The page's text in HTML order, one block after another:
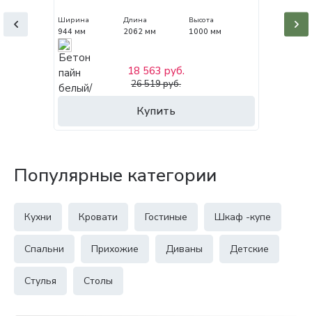
Ширина
944 мм
Длина
2062 мм
Высота
1000 мм
Купить
18 563 руб.
26 519 руб.
Популярные категории
Кухни Кровати Гостиные Шкаф -купе
Спальни Прихожие Диваны Детские
Стулья Столы